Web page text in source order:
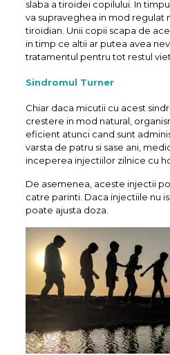
slaba a tiroidei copilului. In
va supraveghea in mod regulat
tiroidian. Unii copii scapa de
in timp ce altii ar putea avea
tratamentul pentru tot restul
Sindromul Turner
Chiar daca micutii cu acest
crestere in mod natural,
eficient atunci cand sunt
varsta de patru si sase ani,
inceperea injectiilor zilnice cu
De asemenea, aceste injectii
catre parinti. Daca injectiile nu
poate ajusta doza.